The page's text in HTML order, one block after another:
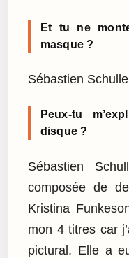
Et tu ne
masque ?
Sébastien
Peux-tu
disque ?
Sébastien
composée de
Kristina
mon 4 titres car
pictural. Elle a